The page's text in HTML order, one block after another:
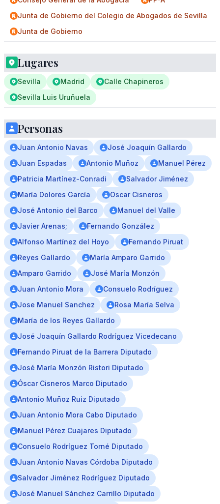
Junta de Gobierno del Colegio de Abogados de Sevilla
Junta de Gobierno
Lugares
Sevilla Madrid
Calle Chapineros
Sevilla Luis Uruñuela
Personas
Juan Antonio Navas
José Joaquín Gallardo
Juan Espadas
Antonio Muñoz
Manuel Pérez
Patricia Martínez-Conradi
Salvador Jiménez
María Dolores García
Oscar Cisneros
José Antonio del Barco
Manuel del Valle
Javier Arenas;
Fernando González
Alfonso Martínez del Hoyo
Fernando Piruat
Reyes Gallardo
María Amparo Garrido
Amparo Garrido
José María Monzón
Juan Antonio Mora
Consuelo Rodríguez
Jose Manuel Sanchez
Rosa María Selva
María de los Reyes Gallardo
José Joaquín Gallardo Rodríguez Vicedecano
Fernando Piruat de la Barrera Diputado
José María Monzón Ristori Diputado
Óscar Cisneros Marco Diputado
Antonio Muñoz Ruiz Diputado
Juan Antonio Mora Cabo Diputado
Manuel Pérez Cuajares Diputado
Consuelo Rodríguez Torné Diputado
Juan Antonio Navas Córdoba Diputado
Salvador Jiménez Rodríguez Diputado
José Manuel Sánchez Carrillo Diputado